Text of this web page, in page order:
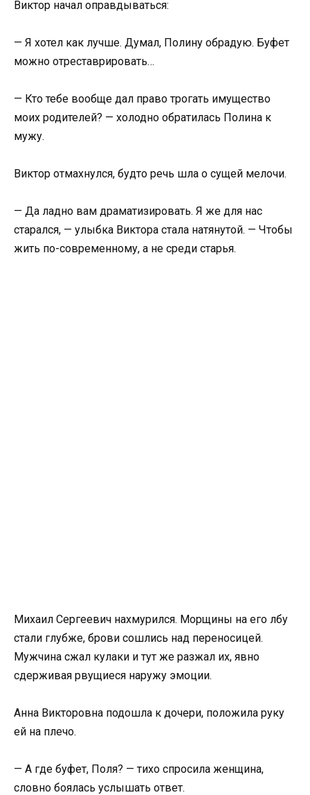
Виктор начал оправдываться:
— Я хотел как лучше. Думал, Полину обрадую. Буфет
можно отреставрировать…
— Кто тебе вообще дал право трогать имущество
моих родителей? — холодно обратилась Полина к
мужу.
Виктор отмахнулся, будто речь шла о сущей мелочи.
— Да ладно вам драматизировать. Я же для нас
старался, — улыбка Виктора стала натянутой. — Чтобы
жить по-современному, а не среди старья.
Михаил Сергеевич нахмурился. Морщины на его лбу
стали глубже, брови сошлись над переносицей.
Мужчина сжал кулаки и тут же разжал их, явно
сдерживая рвущиеся наружу эмоции.
Анна Викторовна подошла к дочери, положила руку
ей на плечо.
— А где буфет, Поля? — тихо спросила женщина,
словно боялась услышать ответ.